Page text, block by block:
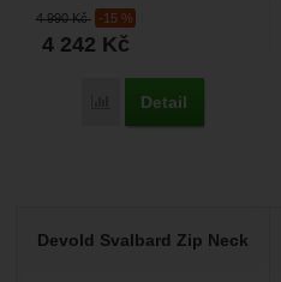
4 990Kč -15 %
4 242 Kč
Porovnat
Detail
Devold Svalbard Zip Neck